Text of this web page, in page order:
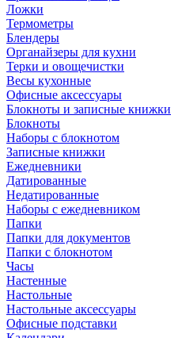
Ложки
Термометры
Блендеры
Органайзеры для кухни
Терки и овощечистки
Весы кухонные
Офисные аксессуары
Блокноты и записные книжки
Блокноты
Наборы с блокнотом
Записные книжки
Ежедневники
Датированные
Недатированные
Наборы с ежедневником
Папки
Папки для документов
Папки с блокнотом
Часы
Настенные
Настольные
Настольные аксессуары
Офисные подставки